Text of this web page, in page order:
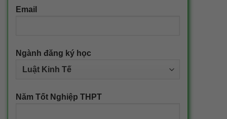
Email
Ngành đăng ký học
Năm Tốt Nghiệp THPT